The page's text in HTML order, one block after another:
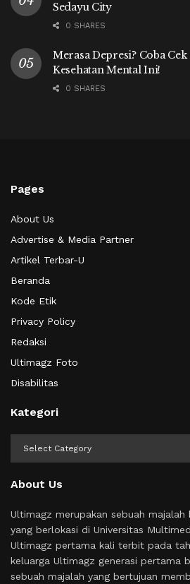
Sedayu City
0 SHARES
Merasa Depresi? Coba
Kesehatan Mental Ini!
0 SHARES
Pages
About Us
Advertise & Media Partner
Artikel Terbar-U
Beranda
Kode Etik
Privacy Policy
Redaksi
Ultimagz Foto
Disabilitas
Kategori
About Us
Ultimagz merupakan sebuah majalah
yang berlokasi di Universitas
Ultimagz pertama kali terbit pada
keluarga Ultimagz generasi pertama
sebuah majalah yang bertujuan